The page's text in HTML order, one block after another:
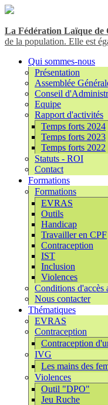
La Fédération Laïque de
de la population. Elle est
Qui sommes-nous
Présentation
Assemblée
Conseil
Equipe
Rapport d'activités
Temps forts 2024
Temps forts 2023
Temps forts 2022
Statuts - ROI
Contact
Formations
Formations
EVRAS
Outils
Handicap
Travailler en CPF
Contraception
IST
Inclusion
Violences
Conditions d'accès
Nous contacter
Thématiques
EVRAS
Contraception
Contraception
IVG
Les mains des
Violences
Outil "DPO"
Jeu Ruche